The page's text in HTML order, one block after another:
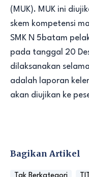
(MUK). MUK ini
skem kompetensi
SMK N 5batam
pada tanggal 20
dilaksanakan
adalah laporan
akan diujikan ke
Bagikan Artikel